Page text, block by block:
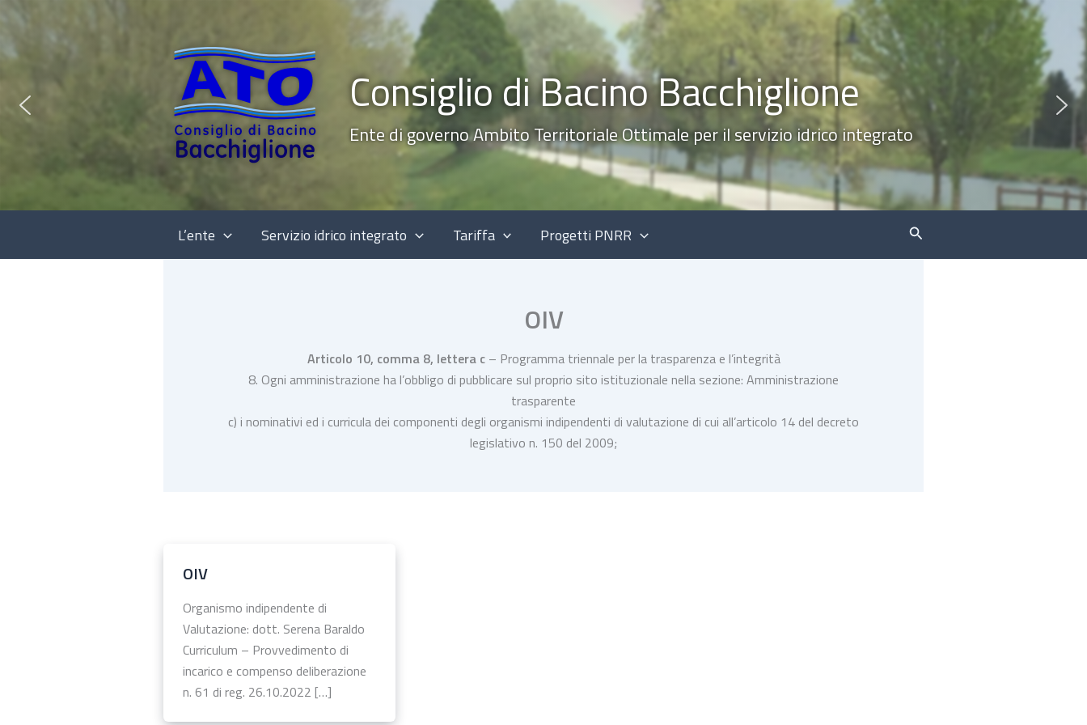
contenuto
Consiglio di Bacino Bacchiglione
Ente di governo Ambito Territoriale Ottimale per il servizio idrico integrato
L’ente Servizio idrico integrato Tariffa Progetti PNRR Cerca
OIV
Articolo 10, comma 8, lettera c– Programma triennale per la trasparenza e l’integrità
8. Ogni amministrazione ha l’obbligo di pubblicare sul proprio sito istituzionale nella sezione: Amministrazione
trasparente
c) i nominativi ed i curricula dei componenti degli organismi indipendenti di valutazione di cui all’articolo 14 del decreto
legislativo n. 150 del 2009;
OIV
Organismo indipendente di
Valutazione: dott. Serena Baraldo
Curriculum – Provvedimento di
incarico e compenso deliberazione
n. 61 di reg. 26.10.2022 […]